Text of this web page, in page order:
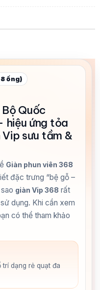
ống)
Quốc
hiệu ứng tỏa
sưu tầm &
Giàn phun viên 368
đặc trưng “bệ gỗ –
giàn Vip 368 rất
dụng. Khi cần xem
có thể tham khảo
dạng rẻ quạt đa